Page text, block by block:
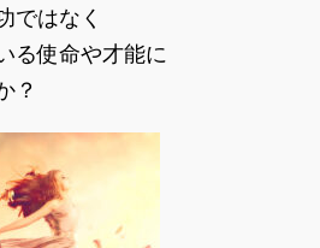
ではなく
る使命や才能に
？